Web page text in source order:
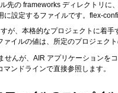
先の frameworks ディレクトリ
設定するファイルです。flex-
が、本格的なプロジェクトに着
イルの値は、所定のプロジェク
んが、AIR アプリケーション
ンドラインで直接参照します。